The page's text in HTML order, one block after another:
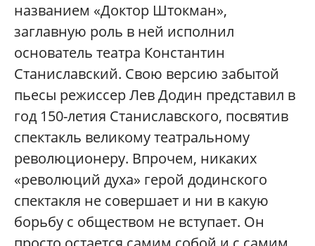
названием «Доктор Штокман»,
заглавную роль в ней исполнил
основатель театра Константин
Станиславский. Свою версию забытой
пьесы режиссер Лев Додин представил в
год 150-летия Станиславского, посвятив
спектакль великому театральному
революционеру. Впрочем, никаких
«революций духа» герой додинского
спектакля не совершает и ни в какую
борьбу с обществом не вступает. Он